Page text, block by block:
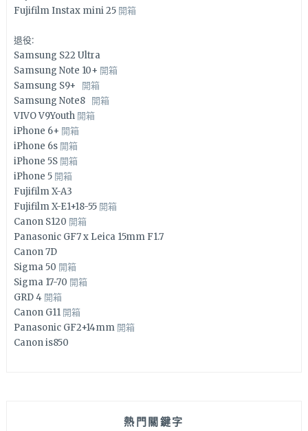
Fujifilm Instax mini 25 開箱
退役:
Samsung S22 Ultra
Samsung Note 10+ 開箱
Samsung S9+ 開箱
Samsung Note8 開箱
VIVO V9Youth 開箱
iPhone 6+ 開箱
iPhone 6s 開箱
iPhone 5S 開箱
iPhone 5 開箱
Fujifilm X-A3
Fujifilm X-E1+18-55 開箱
Canon S120 開箱
Panasonic GF7 x Leica 15mm F1.7
Canon 7D
Sigma 50 開箱
Sigma 17-70 開箱
GRD 4 開箱
Canon G11 開箱
Panasonic GF2+14mm 開箱
Canon is850
熱門關鍵字